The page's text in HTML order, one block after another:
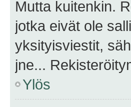
Mutta kuitenkin.
jotka eivät ole
yksityisviestit,
jne...
Ylös